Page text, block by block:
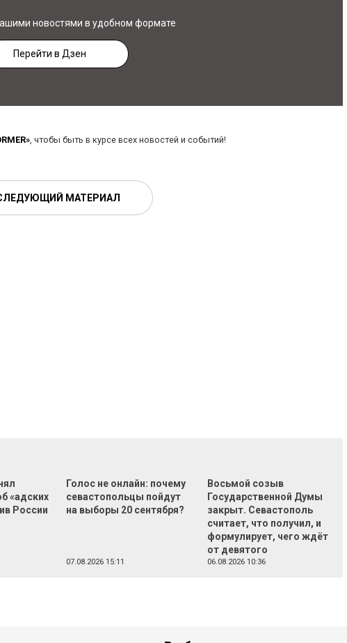
новостями в удобном формате
Перейти в Дзен
, чтобы быть в курсе всех новостей и событий!
МАТЕРИАЛ
«адских
России
Голос не онлайн: почему
севастопольцы пойдут
на выборы 20 сентября?
07.08.2026 15:11
Восьмой созыв
Государственной Думы
закрыт. Севастополь
считает, что получил, и
формулирует, чего ждёт
от девятого
06.08.2026 10:36